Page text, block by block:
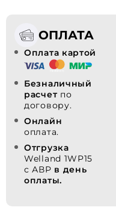
ОПЛАТА
Оплата картой
Безналичный
расчет по
договору.
Онлайн
оплата.
Отгрузка
Welland 1WP15
с АВР в день
оплаты.